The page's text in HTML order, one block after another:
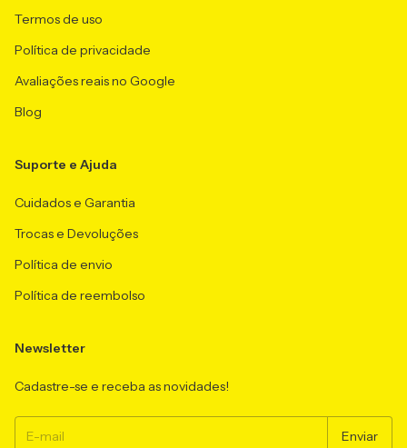
Termos de uso
Política de privacidade
Avaliações reais no Google
Blog
Suporte e Ajuda
Cuidados e Garantia
Trocas e Devoluções
Política de envio
Política de reembolso
Newsletter
Cadastre-se e receba as novidades!